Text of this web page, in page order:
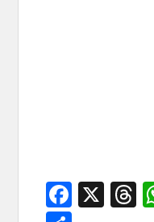
F
X
T